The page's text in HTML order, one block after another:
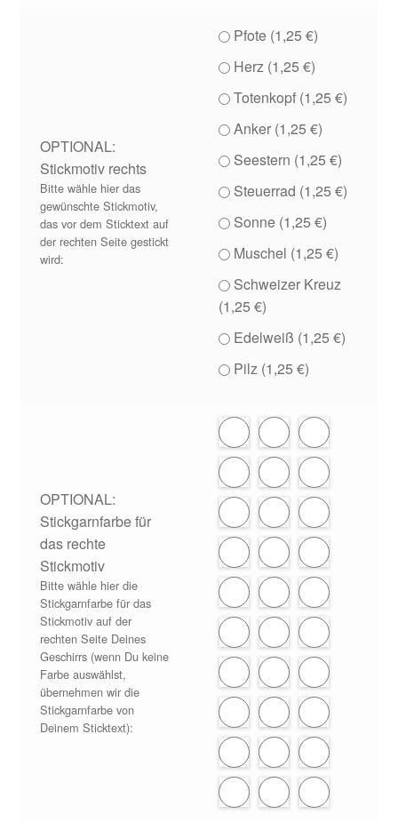
OPTIONAL:
Stickmotiv rechts
Bitte wähle hier das
gewünschte Stickmotiv,
das vor dem Sticktext auf
der rechten Seite gestickt
wird:
Pfote (1,25€)
Herz (1,25€)
Totenkopf (1,25€)
Anker (1,25€)
Seestern (1,25€)
Steuerrad (1,25€)
Sonne (1,25€)
Muschel (1,25€)
Schweizer Kreuz
(1,25€)
Edelweiß (1,25€)
Pilz (1,25€)
OPTIONAL:
Stickgarnfarbe für
das rechte
Stickmotiv
Bitte wähle hier die
Stickgarnfarbe für das
Stickmotiv auf der
rechten Seite Deines
Geschirrs (wenn Du keine
Farbe auswählst,
übernehmen wir die
Stickgarnfarbe von
Deinem Sticktext):